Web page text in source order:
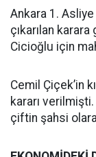
Ankara 1. Asliye
çıkarılan
Cicioğlu için
Cemil Çiçek’in
kararı
çiftin şahsi